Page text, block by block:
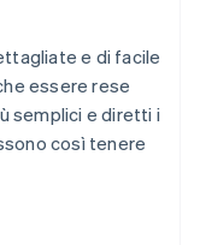
e di facile
essere rese
semplici e diretti i
così tenere